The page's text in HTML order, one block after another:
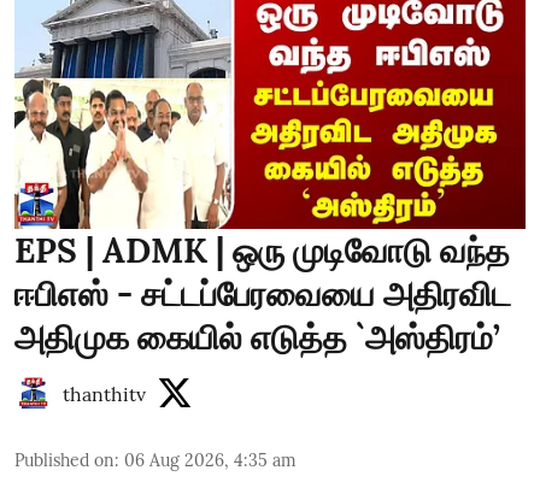
EPS | ADMK | ஒரு முடிவோடு வந்த
ஈபிஎஸ் - சட்டப்பேரவையை அதிரவிட
அதிமுக கையில் எடுத்த `அஸ்திரம்’
thanthitv
Published on: 06 Aug 2026, 4:35 am